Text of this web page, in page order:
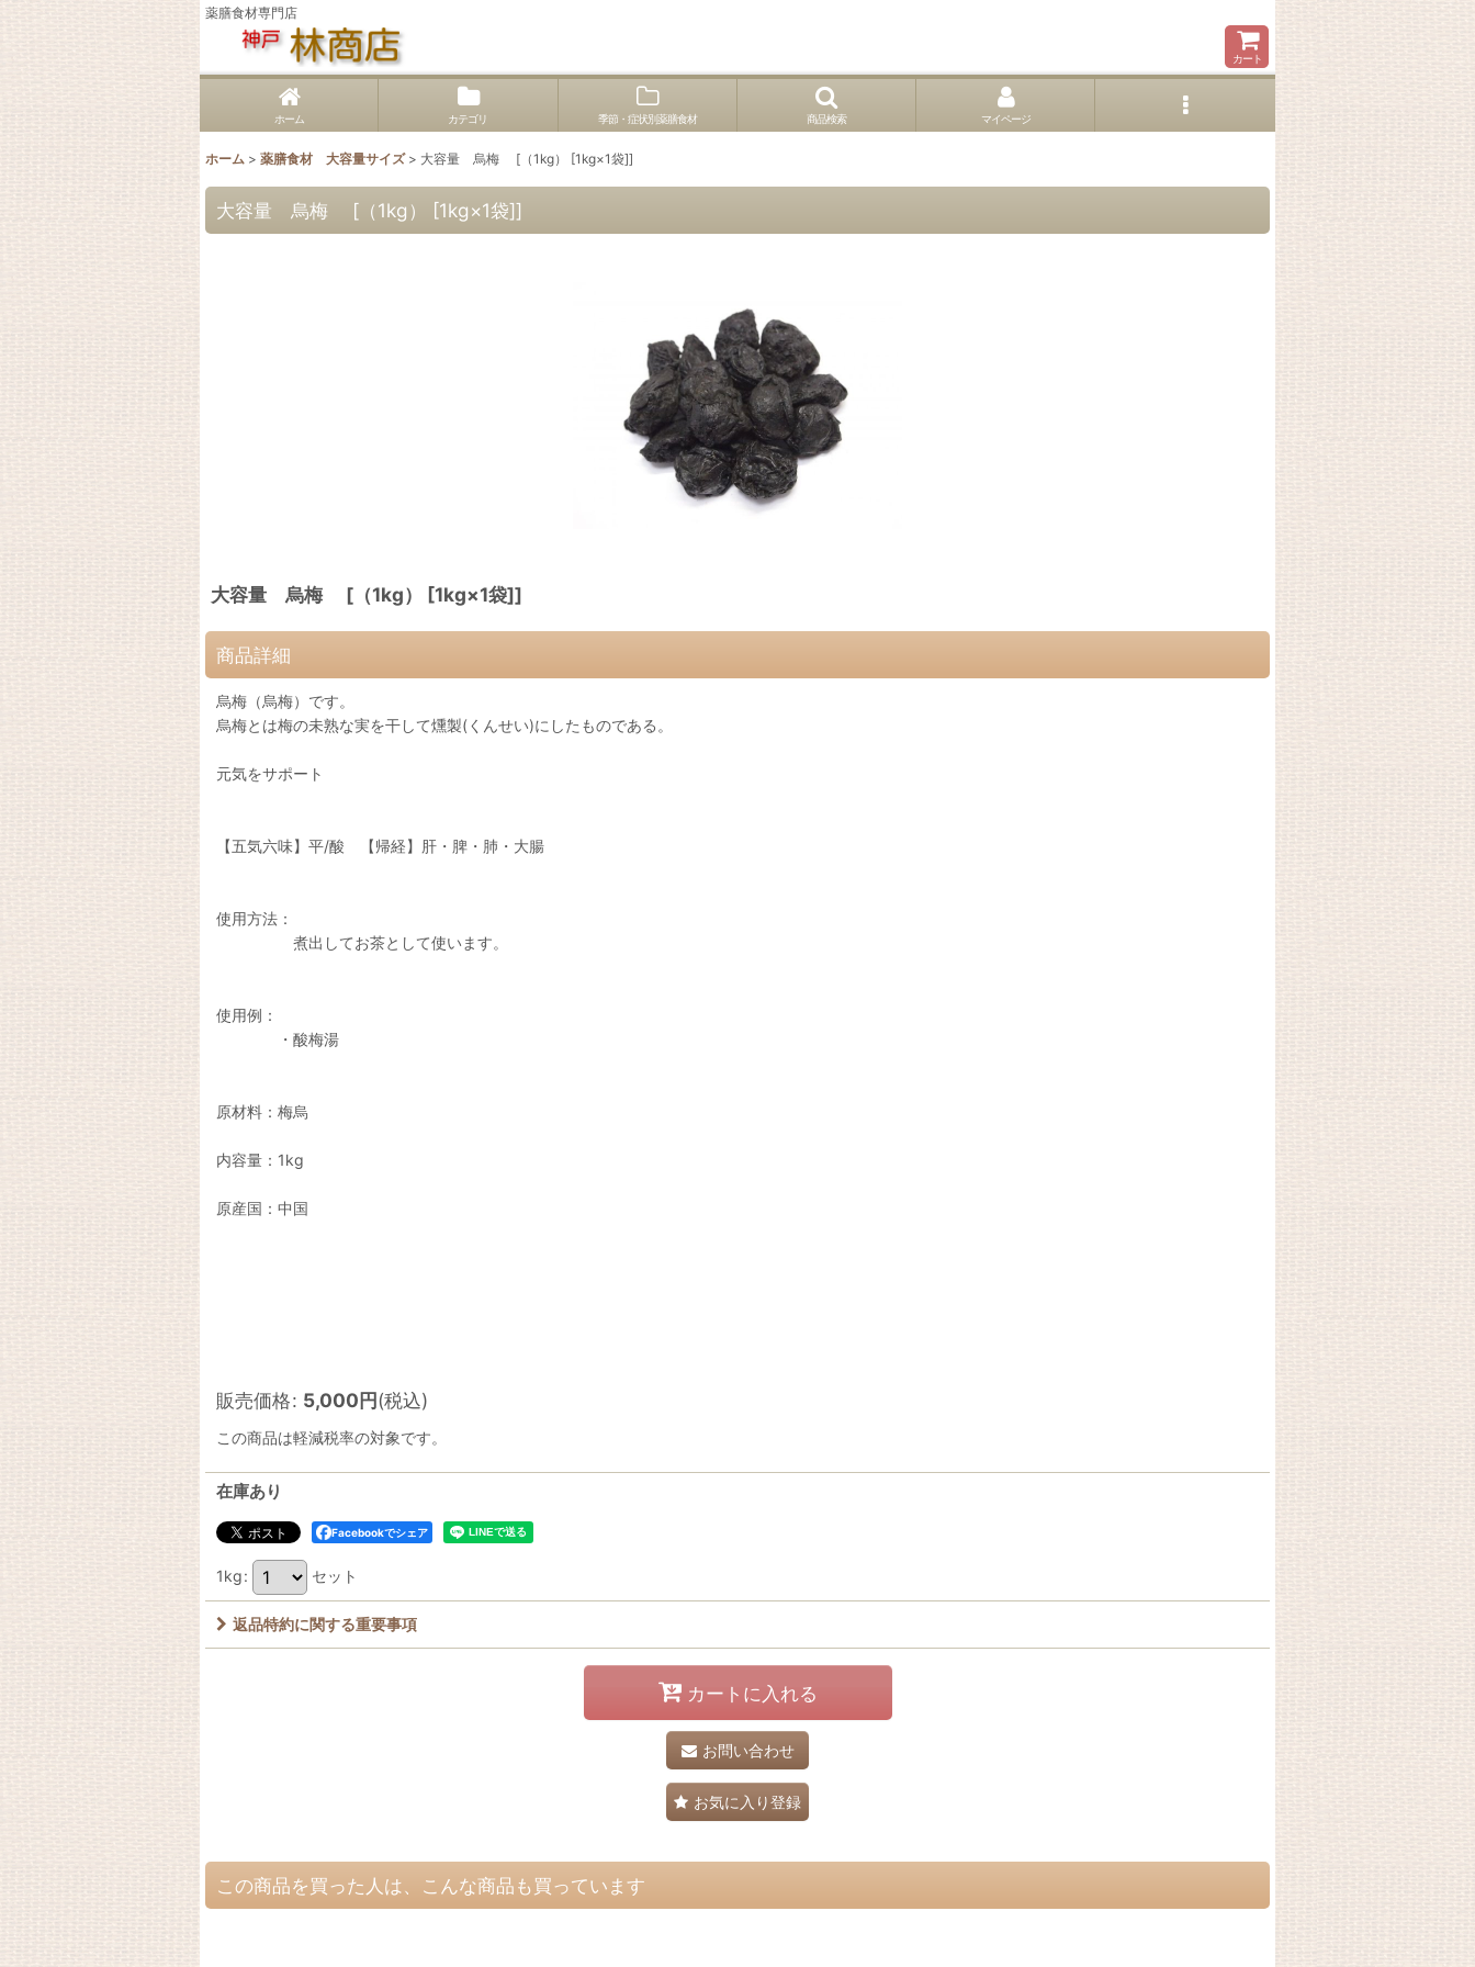
薬膳食材専門店
カート
ホーム カテゴリ 季節・症状別薬膳食材 商品検索 マイページ
ホーム > 薬膳食材 大容量サイズ > 大容量 烏梅 [（1kg） [1kg×1袋]]
大容量 烏梅 [（1kg） [1kg×1袋]]
大容量 烏梅 [（1kg） [1kg×1袋]]
商品詳細
烏梅（烏梅）です。
烏梅とは梅の未熟な実を干して燻製(くんせい)にしたものである。
元気をサポート
【五気六味】平/酸 【帰経】肝・脾・肺・大腸
使用方法：
煮出してお茶として使います。
使用例：
・酸梅湯
原材料：梅烏
内容量：1kg
原産国：中国
販売価格: 5,000円(税込)
この商品は軽減税率の対象です。
在庫あり
Facebookでシェア
1kg: セット
返品特約に関する重要事項
カートに入れる
お問い合わせ
お気に入り登録
この商品を買った人は、こんな商品も買っています